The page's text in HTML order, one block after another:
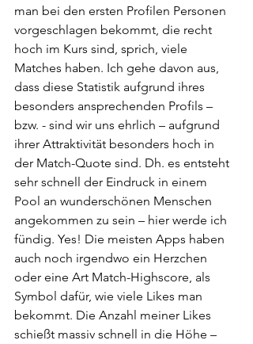
man bei den ersten Profilen Personen
vorgeschlagen bekommt, die recht
hoch im Kurs sind, sprich, viele
Matches haben. Ich gehe davon aus,
dass diese Statistik aufgrund ihres
besonders ansprechenden Profils –
bzw. - sind wir uns ehrlich – aufgrund
ihrer Attraktivität besonders hoch in
der Match-Quote sind. Dh. es entsteht
sehr schnell der Eindruck in einem
Pool an wunderschönen Menschen
angekommen zu sein – hier werde ich
fündig. Yes! Die meisten Apps haben
auch noch irgendwo ein Herzchen
oder eine Art Match-Highscore, als
Symbol dafür, wie viele Likes man
bekommt. Die Anzahl meiner Likes
schießt massiv schnell in die Höhe –